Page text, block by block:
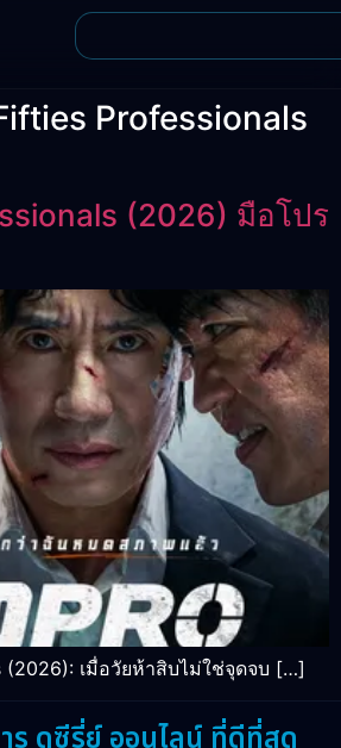
Professionals
(2026) มือโปร
(2026): เมื่อวัยห้าสิบไม่ใช่จุดจบ […]
ร ดูซีรี่ย์ ออนไลน์ ที่ดีที่สุด